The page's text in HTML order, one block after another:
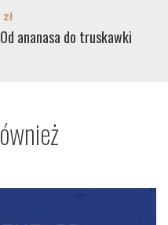
ananasa do truskawki
zł